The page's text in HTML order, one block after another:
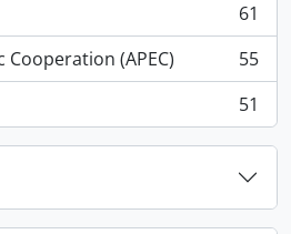
61
Cooperation (APEC)
55
51